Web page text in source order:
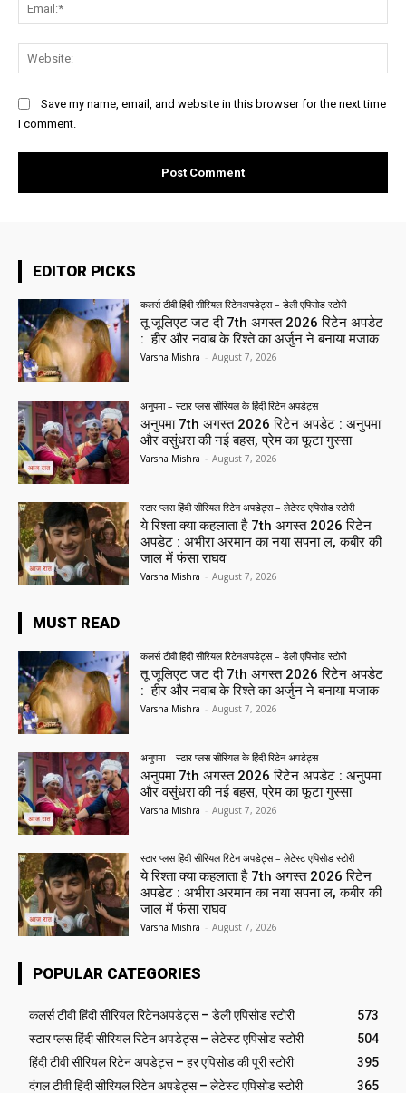
Save my name, email, and website in this browser for the next time
I comment.
EDITOR PICKS
कलर्स टीवी हिंदी सीरियल रिटेनअपडेट्स – डेली एपिसोड स्टोरी
तू जूलिएट जट दी 7th अगस्त 2026 रिटेन अपडेट
: हीर और नवाब के रिश्ते का अर्जुन ने बनाया मजाक
Varsha Mishra - August 7, 2026
अनुपमा – स्टार प्लस सीरियल के हिंदी रिटेन अपडेट्स
अनुपमा 7th अगस्त 2026 रिटेन अपडेट : अनुपमा
और वसुंधरा की नई बहस, प्रेम का फूटा गुस्सा
Varsha Mishra - August 7, 2026
स्टार प्लस हिंदी सीरियल रिटेन अपडेट्स – लेटेस्ट एपिसोड स्टोरी
ये रिश्ता क्या कहलाता है 7th अगस्त 2026 रिटेन
अपडेट : अभीरा अरमान का नया सपना ल, कबीर की
जाल में फंसा राघव
Varsha Mishra - August 7, 2026
MUST READ
कलर्स टीवी हिंदी सीरियल रिटेनअपडेट्स – डेली एपिसोड स्टोरी
तू जूलिएट जट दी 7th अगस्त 2026 रिटेन अपडेट
: हीर और नवाब के रिश्ते का अर्जुन ने बनाया मजाक
Varsha Mishra - August 7, 2026
अनुपमा – स्टार प्लस सीरियल के हिंदी रिटेन अपडेट्स
अनुपमा 7th अगस्त 2026 रिटेन अपडेट : अनुपमा
और वसुंधरा की नई बहस, प्रेम का फूटा गुस्सा
Varsha Mishra - August 7, 2026
स्टार प्लस हिंदी सीरियल रिटेन अपडेट्स – लेटेस्ट एपिसोड स्टोरी
ये रिश्ता क्या कहलाता है 7th अगस्त 2026 रिटेन
अपडेट : अभीरा अरमान का नया सपना ल, कबीर की
जाल में फंसा राघव
Varsha Mishra - August 7, 2026
POPULAR CATEGORIES
कलर्स टीवी हिंदी सीरियल रिटेनअपडेट्स – डेली एपिसोड स्टोरी
573
स्टार प्लस हिंदी सीरियल रिटेन अपडेट्स – लेटेस्ट एपिसोड स्टोरी
504
हिंदी टीवी सीरियल रिटेन अपडेट्स – हर एपिसोड की पूरी स्टोरी
395
दंगल टीवी हिंदी सीरियल रिटेन अपडेट्स – लेटेस्ट एपिसोड स्टोरी
365